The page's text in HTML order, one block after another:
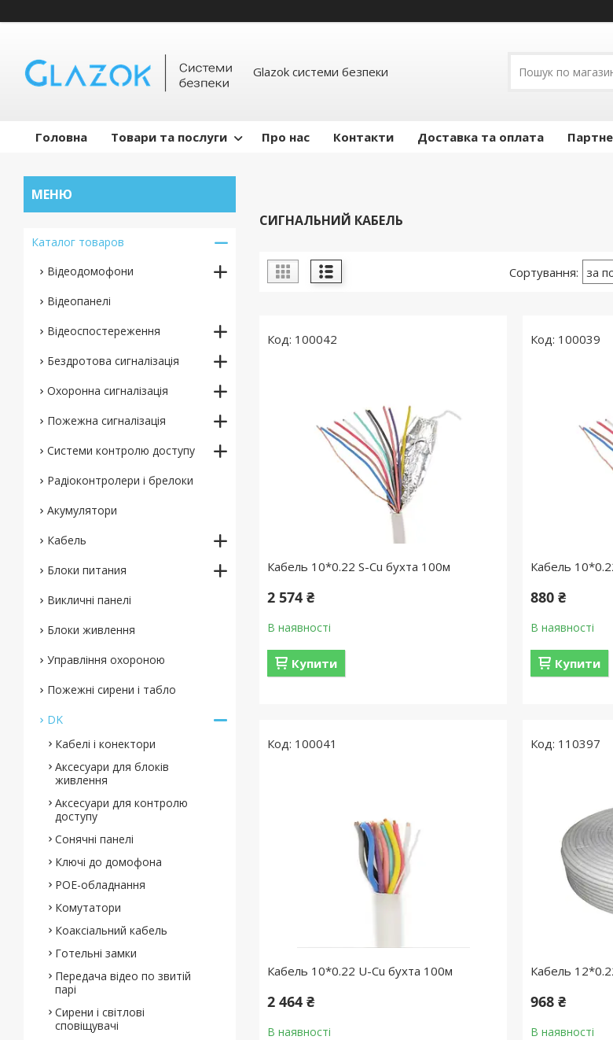
Glazok системи безпеки
Головна Товари та послуги Про нас Контакти Доставка та оплата
СИГНАЛЬНИЙ КАБЕЛЬ
100042
Кабель 10*0.22 S-Cu бухта 100м
2 574 ₴
В наявності
Купити
100039
Кабель
880 ₴
В наявності
Купити
100041
Кабель 10*0.22 U-Cu бухта 100м
2 464 ₴
В наявності
110397
Кабель
968 ₴
В наявності
Каталог товаров
Відеодомофони
Відеопанелі
Відеоспостереження
Бездротова сигналізація
Охоронна сигналізація
Пожежна сигналізація
Системи контролю доступу
Радіоконтролери і брелоки
Акумулятори
Кабель
Блоки питания
Викличні панелі
Блоки живлення
Управління охороною
Пожежні сирени і табло
DK
Кабелі і конектори
Аксесуари для блоків
живлення
Аксесуари для контролю
доступу
Сонячні панелі
Ключі до домофона
POE-обладнання
Комутатори
Коаксіальний кабель
Готельні замки
Передача відео по звитій
парі
Сирени і світлові
сповіщувачі